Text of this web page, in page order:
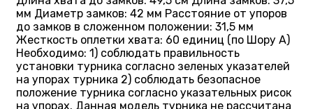
мм Диаметр замков: 42 мм Расстояние от упоров
до замков в сложенном положении: 31,5 мм
Жесткость оплетки хвата: 60 единиц (по Шору А)
Необходимо: 1) соблюдать правильность
установки турника согласно зеленых указателей
на упорах турника 2) соблюдать безопасное
положение турника согласно указательных рисок
на упорах. Данная модель турника не рассчитана